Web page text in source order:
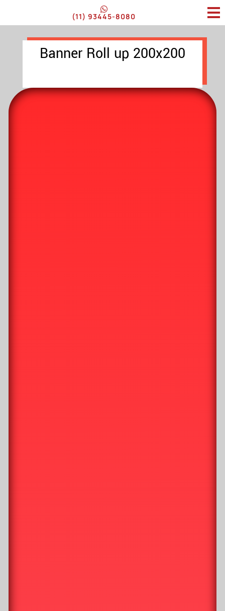
(11) 93445-8080
Banner Roll up 200x200